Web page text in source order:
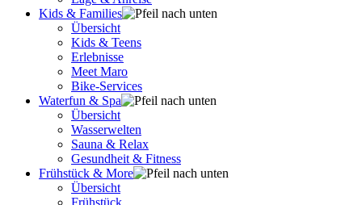
Kids & Families
Übersicht
Kids & Teens
Erlebnisse
Meet Maro
Bike-Services
Waterfun & Spa
Übersicht
Wasserwelten
Sauna & Relax
Gesundheit & Fitness
Frühstück & More
Übersicht
Frühstück